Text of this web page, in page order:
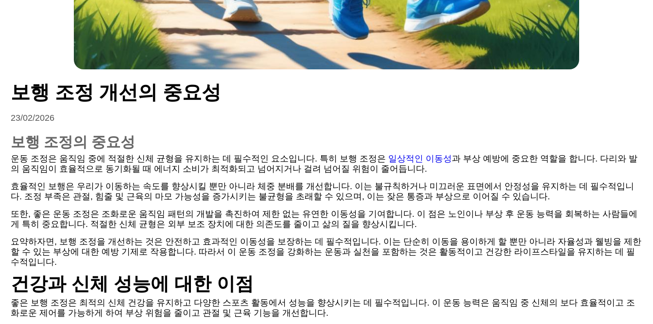
보행 조정 개선의 중요성
23/02/2026
보행 조정의 중요성
운동 조정은 움직임 중에 적절한 신체 균형을 유지하는 데 필수적인 요소입니다. 특히 보행 조정은 일상적인 이동성과 부상 예방에 중요한 역할을 합니다. 다리와 발
의 움직임이 효율적으로 동기화될 때 에너지 소비가 최적화되고 넘어지거나 걸려 넘어질 위험이 줄어듭니다.
효율적인 보행은 우리가 이동하는 속도를 향상시킬 뿐만 아니라 체중 분배를 개선합니다. 이는 불규칙하거나 미끄러운 표면에서 안정성을 유지하는 데 필수적입니
다. 조정 부족은 관절, 힘줄 및 근육의 마모 가능성을 증가시키는 불균형을 초래할 수 있으며, 이는 잦은 통증과 부상으로 이어질 수 있습니다.
또한, 좋은 운동 조정은 조화로운 움직임 패턴의 개발을 촉진하여 제한 없는 유연한 이동성을 기여합니다. 이 점은 노인이나 부상 후 운동 능력을 회복하는 사람들에
게 특히 중요합니다. 적절한 신체 균형은 외부 보조 장치에 대한 의존도를 줄이고 삶의 질을 향상시킵니다.
요약하자면, 보행 조정을 개선하는 것은 안전하고 효과적인 이동성을 보장하는 데 필수적입니다. 이는 단순히 이동을 용이하게 할 뿐만 아니라 자율성과 웰빙을 제한
할 수 있는 부상에 대한 예방 기제로 작용합니다. 따라서 이 운동 조정을 강화하는 운동과 실천을 포함하는 것은 활동적이고 건강한 라이프스타일을 유지하는 데 필
수적입니다.
건강과 신체 성능에 대한 이점
좋은 보행 조정은 최적의 신체 건강을 유지하고 다양한 스포츠 활동에서 성능을 향상시키는 데 필수적입니다. 이 운동 능력은 움직임 중 신체의 보다 효율적이고 조
화로운 제어를 가능하게 하여 부상 위험을 줄이고 관절 및 근육 기능을 개선합니다.